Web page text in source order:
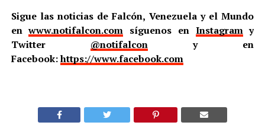
Sigue las noticias de Falcón, Venezuela y el Mundo
enwww.notifalcon.com síguenos en Instagramy
Twitter @notifalcony en
Facebook:https://www.facebook.com